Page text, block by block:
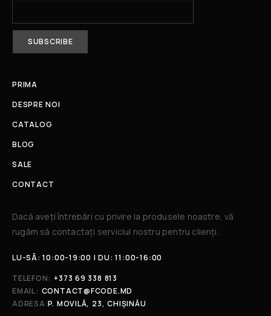
PRIMA
DESPRE NOI
CATALOG
BLOG
SALE
CONTACT
Dacă aveți întrebări cu privire la produsele noastre, vă
rugăm să contactați serviciul nostru pentru clienți.​
LU-SÂ: 10:00-19:00 | DU: 11:00-16:00
TELEFON: +373 69 338 813
EMAIL: CONTACT@FCODE.MD
ADRESA:P. MOVILĂ, 23, CHIȘINĂU